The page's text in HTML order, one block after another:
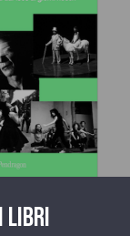
il servizio
Libri